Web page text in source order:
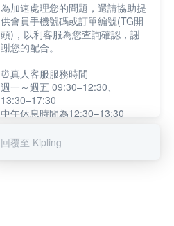
為加速處理您的問題，還請協助提
供會員手機號碼或訂單編號(TG開
頭)，以利客服為您查詢確認，謝
謝您的配合。
⏰真人客服服務時間
週一～週五 09:30–12:30、
13:30–17:30
中午休息時間為12:30–13:30
提醒您：系統會自動已讀訊息，如
回覆至 Kipling